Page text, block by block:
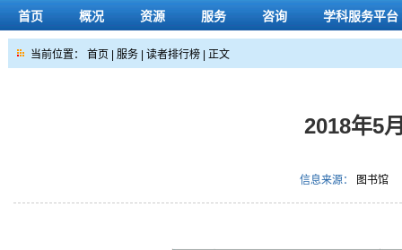
首页 概况 资源 服务 咨询 学科服务平台
当前位置： 首页 服务 读者排行榜 | 正文
2018年5
信息来源： 图书馆